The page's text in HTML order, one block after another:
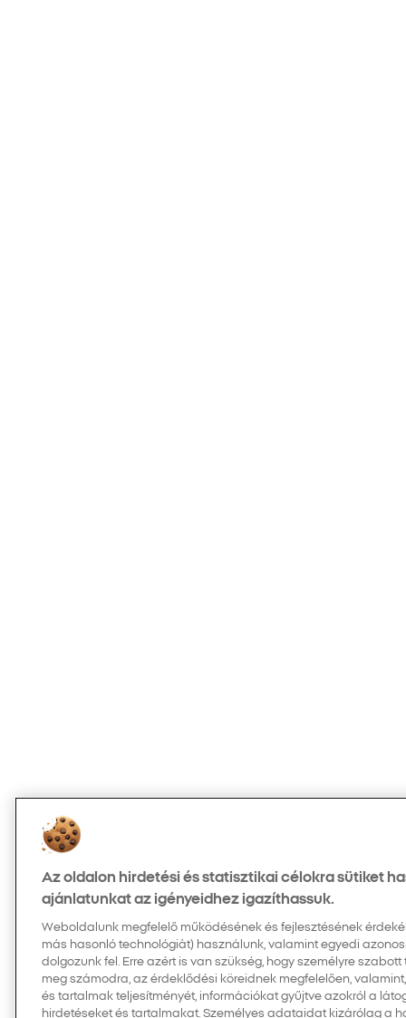
Az oldalon hirdetési és statisztikai célokra sütiket
ajánlatunkat az igényeidhez igazíthassuk.
Weboldalunk megfelelő működésének és fejlesztésének
más hasonló technológiát) használunk, valamint egyedi
dolgozunk fel. Erre azért is van szükség, hogy személyre
meg számodra, az érdeklődési köreidnek megfelelően,
és tartalmak teljesítményét, információkat gyűjtve azokról a
hirdetéseket és tartalmakat. Személyes adataidat kizárólag a